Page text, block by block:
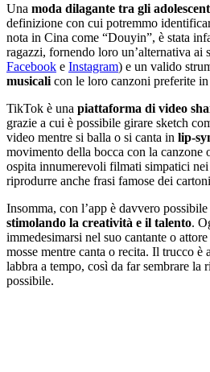
Una moda dilagante tra gli
definizione con cui potremmo
nota in Cina come “Douyin”, è stata
ragazzi, fornendo loro un’alternativa ai
Facebook e Instagram) e un valido
musicali con le loro canzoni preferite
TikTok è una piattaforma di video
grazie a cui è possibile girare sketch
video mentre si balla o si canta in lip-
movimento della bocca con la
ospita innumerevoli filmati simpatici
riprodurre anche frasi famose dei
Insomma, con l’app è davvero possibile
stimolando la creatività e il talento.
immedesimarsi nel suo cantante o
mosse mentre canta o recita. Il trucco
labbra a tempo, così da far sembrare la
possibile.